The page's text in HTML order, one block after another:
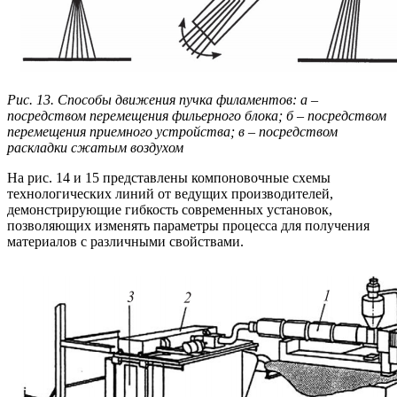
Рис. 13. Способы движения пучка филаментов: а –
посредством перемещения фильерного блока; б – посредством
перемещения приемного устройства; в – посредством
раскладки сжатым воздухом
На рис. 14 и 15 представлены компоновочные схемы
технологических линий от ведущих производителей,
демонстрирующие гибкость современных установок,
позволяющих изменять параметры процесса для получения
материалов с различными свойствами.